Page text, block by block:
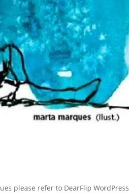
please refer to DearFlip WordPress